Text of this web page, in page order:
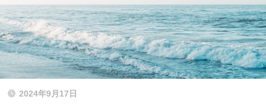
2024年9月17日